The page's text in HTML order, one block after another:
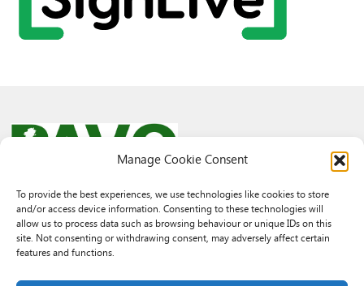
Manage Cookie Consent
To provide the best experiences, we use technologies like cookies to store
and/or access device information. Consenting to these technologies will
allow us to process data such as browsing behaviour or unique IDs on this
site. Not consenting or withdrawing consent, may adversely affect certain
features and functions.
© 2026 PAVO all rights reserved.
Rhif Elusen Gofrestredig: 1069557. Cwmni Cyfyngedig drwy warant
3522144. Wedi ei gofrestru yng Nghymru.
3522144. Registered in Wales